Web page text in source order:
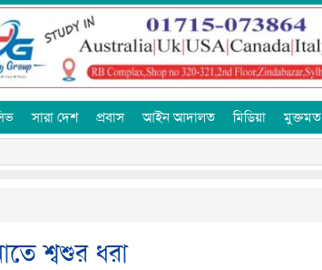
সারা দেশ প্রবাস আইন আদালত মিডিয়া মুক্তমত
শ্বশুর ধরা